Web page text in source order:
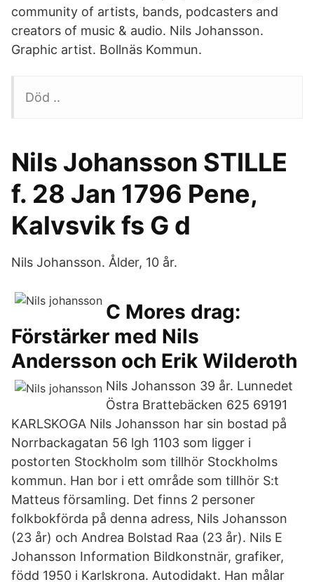
community of artists, bands, podcasters and
creators of music & audio. Nils Johansson.
Graphic artist. Bollnäs Kommun.
Död ..
Nils Johansson STILLE
f. 28 Jan 1796 Pene,
Kalvsvik fs G d
Nils Johansson. Ålder, 10 år.
C Mores drag:
Förstärker med Nils
Andersson och Erik Wilderoth
Nils Johansson 39 år. Lunnedet
Östra Brattebäcken 625 69191
KARLSKOGA Nils Johansson har sin bostad på
Norrbackagatan 56 lgh 1103 som ligger i
postorten Stockholm som tillhör Stockholms
kommun. Han bor i ett område som tillhör S:t
Matteus församling. Det finns 2 personer
folkbokförda på denna adress, Nils Johansson
(23 år) och Andrea Bolstad Raa (23 år). Nils E
Johansson Information Bildkonstnär, grafiker,
född 1950 i Karlskrona. Autodidakt. Han målar